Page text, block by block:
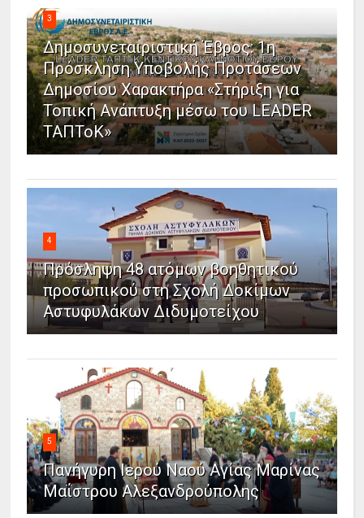
3
Δημοσυνεταιριστική Έβρος: 1η
Πρόσκληση Υποβολής Προτάσεων
Δημοσίου Χαρακτήρα «Στήριξη για
Τοπική Ανάπτυξη μέσω του LEADER
ΤΑΠΤοΚ»
4
Πρόσληψη 48 ατόμων βοηθητικού
προσωπικού στη Σχολή Δοκίμων
Αστυφυλάκων Διδυμοτείχου
5
Πανήγυρη Ιερού Ναού Αγίας Μαρίνας
Μαΐστρου Αλεξανδρούπολης